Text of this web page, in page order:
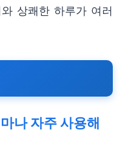
상쾌한 하루가 여러
나 자주 사용해